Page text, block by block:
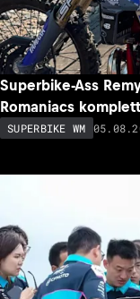
Superbike-Ass
Romaniacs
SUPERBIKE WM